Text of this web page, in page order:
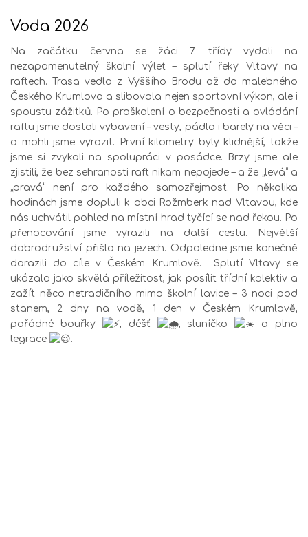
Voda 2026
Na začátku června se žáci 7. třídy vydali na
nezapomenutelný školní výlet – splutí řeky Vltavyna
raftech. Trasa vedla z Vyššího Brodu až do malebného
Českého Krumlova a slibovala nejen sportovní výkon, ale i
spoustu zážitků. Po proškolení o bezpečnosti a ovládání
raftu jsme dostali vybavení – vesty, pádla i barely na věci –
a mohli jsme vyrazit. První kilometry byly klidnější, takže
jsme si zvykali na spolupráci v posádce. Brzy jsme ale
zjistili, že bez sehranosti raft nikam nepojede – a že „levá“ a
„pravá“ není pro každého samozřejmost. Po několika
hodinách jsme dopluli k obci Rožmberk nad Vltavou, kde
nás uchvátil pohled na místní hrad tyčící se nad řekou. Po
přenocování jsme vyrazili na další cestu. Největší
dobrodružství přišlo na jezech. Odpoledne jsme konečně
dorazili do cíle v Českém Krumlově. Splutí Vltavy se
ukázalo jako skvělá příležitost, jak posílit třídní kolektiv a
zažít něco netradičního mimo školní lavice – 3 noci pod
stanem, 2 dny na vodě, 1 den v Českém Krumlově,
pořádné bouřky
, déšť , sluníčko
a plno
legrace
.